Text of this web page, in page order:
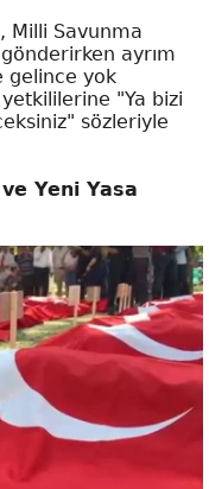
Milli Savunma
ayrım
gelince yok
yetkililerine "Ya bizi
sözleriyle
Yeni Yasa